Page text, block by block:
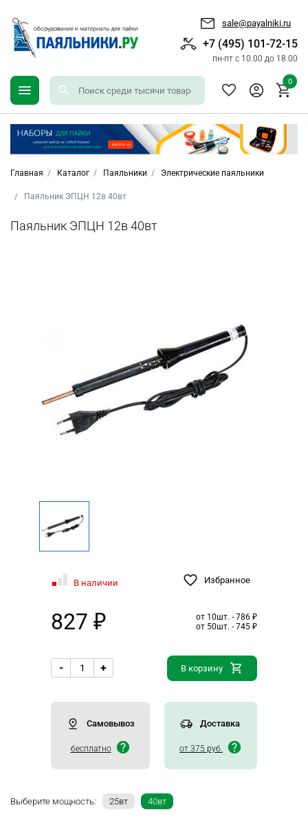
sale@payalniki.ru
+7 (495) 101-72-15
пн-пт с 10.00 до 18.00
0
Главная Каталог Паяльники Электрические паяльники
Паяльник ЭПЦН 12в 40вт
Паяльник ЭПЦН 12в 40вт
В наличии Избранное
827 ₽
от 10шт. - 786 ₽
от 50шт. - 745 ₽
- + В корзину
Самовывоз
бесплатно
Доставка
от 375 руб.
Выберите мощность: 25вт 40вт